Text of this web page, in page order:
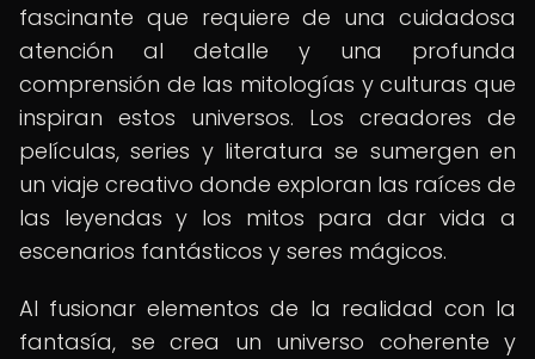
fascinante que requiere de una cuidadosa
atención al detalle y una profunda
comprensión de las mitologías y culturas que
inspiran estos universos. Los creadores de
películas, series y literatura se sumergen en
un viaje creativo donde exploran las raíces de
las leyendas y los mitos para dar vida a
escenarios fantásticos y seres mágicos.
Al fusionar elementos de la realidad con la
fantasía, se crea un universo coherente y